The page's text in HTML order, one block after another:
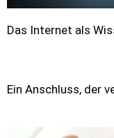
Das Internet als
Ein Anschluss, der